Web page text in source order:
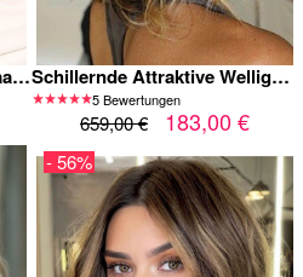
Maschinengefertigte Echthaar-Perücke in Schulterlänge | Natürliche Wellen & Mittelscheitel Schillernde Attraktive Wellige Kappenlose Echthaar Perücke
5 Bewertungen
659,00 € 183,00 €
- 56%